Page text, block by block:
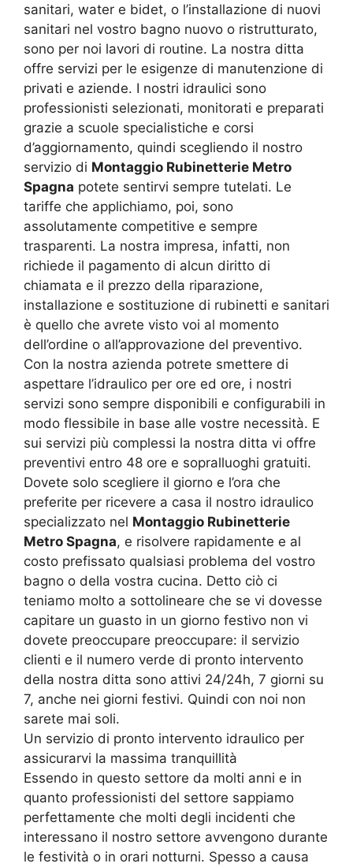
sanitari, water e bidet, o l’installazione di nuovi
sanitari nel vostro bagno nuovo o ristrutturato,
sono per noi lavori di routine. La nostra ditta
offre servizi per le esigenze di manutenzione di
privati e aziende. I nostri idraulici sono
professionisti selezionati, monitorati e preparati
grazie a scuole specialistiche e corsi
d’aggiornamento, quindi scegliendo il nostro
servizio di Montaggio Rubinetterie Metro
Spagna potete sentirvi sempre tutelati. Le
tariffe che applichiamo, poi, sono
assolutamente competitive e sempre
trasparenti. La nostra impresa, infatti, non
richiede il pagamento di alcun diritto di
chiamata e il prezzo della riparazione,
installazione e sostituzione di rubinetti e sanitari
è quello che avrete visto voi al momento
dell’ordine o all’approvazione del preventivo.
Con la nostra azienda potrete smettere di
aspettare l’idraulico per ore ed ore, i nostri
servizi sono sempre disponibili e configurabili in
modo flessibile in base alle vostre necessità. E
sui servizi più complessi la nostra ditta vi offre
preventivi entro 48 ore e sopralluoghi gratuiti.
Dovete solo scegliere il giorno e l’ora che
preferite per ricevere a casa il nostro idraulico
specializzato nel Montaggio Rubinetterie
Metro Spagna, e risolvere rapidamente e al
costo prefissato qualsiasi problema del vostro
bagno o della vostra cucina. Detto ciò ci
teniamo molto a sottolineare che se vi dovesse
capitare un guasto in un giorno festivo non vi
dovete preoccupare preoccupare: il servizio
clienti e il numero verde di pronto intervento
della nostra ditta sono attivi 24/24h, 7 giorni su
7, anche nei giorni festivi. Quindi con noi non
sarete mai soli.
Un servizio di pronto intervento idraulico per
assicurarvi la massima tranquillità
Essendo in questo settore da molti anni e in
quanto professionisti del settore sappiamo
perfettamente che molti degli incidenti che
interessano il nostro settore avvengono durante
le festività o in orari notturni. Spesso a causa